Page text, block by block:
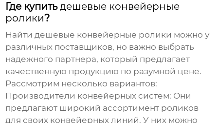
Где купитьдешевые конвейерные
ролики?
Найтидешевые конвейерные ролики можно у
различных поставщиков, но важно выбрать
надежного партнера, который предлагает
качественную продукцию по разумной цене.
Рассмотрим несколько вариантов:
Производители конвейерных систем: Они
предлагают широкий ассортимент роликов
для своих конвейерных линий. У них можно